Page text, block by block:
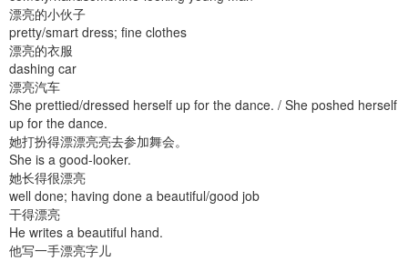
漂亮的小伙子
pretty/smart dress; fine clothes
漂亮的衣服
dashing car
漂亮汽车
She prettied/dressed herself up for the dance. / She poshed herself
up for the dance.
她打扮得漂漂亮亮去参加舞会。
She is a good-looker.
她长得很漂亮
well done; having done a beautiful/good job
干得漂亮
He writes a beautiful hand.
他写一手漂亮字儿